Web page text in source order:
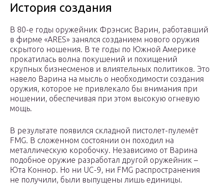
История создания
В 80-е годы оружейник Фрэнсис Варин, работавший
в фирме «ARES» занялся созданием нового оружия
скрытого ношения. В те годы по Южной Америке
прокатилась волна покушений и похищений
крупных бизнесменов и влиятельных политиков. Это
навело Варина на мысль о необходимости создания
оружия, которое не привлекало бы внимания при
ношении, обеспечивая при этом высокую огневую
мощь.
В результате появился складной пистолет-пулемёт
FMG. В сложенном состоянии он походил на
металлическую коробочку. Независимо от Варина
подобное оружие разработал другой оружейник –
Юта Коннор. Но ни UC-9, ни FMG распространения
не получили, были выпущены лишь единицы.